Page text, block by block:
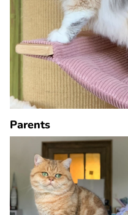
Parents